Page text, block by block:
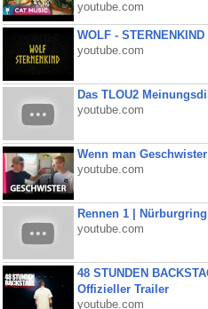
youtube.com
WOLF -
youtube.com
Das TLOU2
youtube.com
Wenn man
youtube.com
Rennen 1 |
youtube.com
48 STUNDEN
Offizieller Trailer
youtube.com